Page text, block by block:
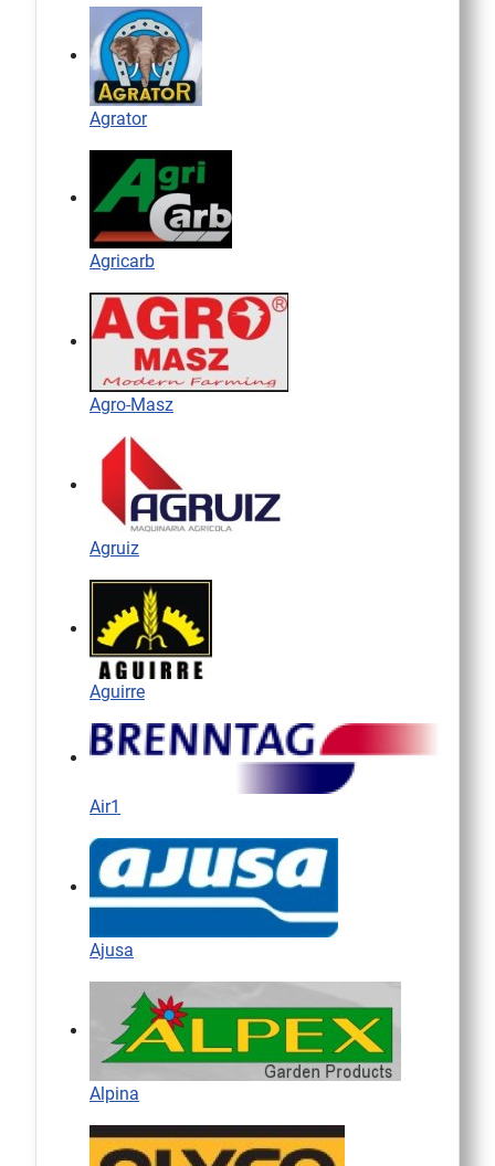
Agrator
Agricarb
Agro-Masz
Agruiz
Aguirre
Air1
Ajusa
Alpina